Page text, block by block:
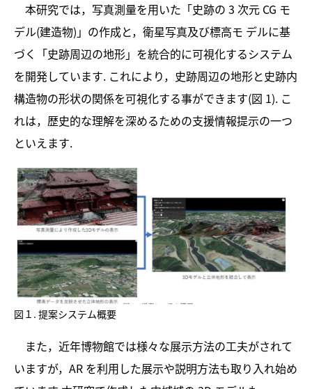
本研究では，写真測量を用いた「史跡の 3 次元 CG モ
デル(建造物)」の作成と，衛星写真及び標高モ デルに基
づく「史跡周辺の地形」を統合的に可視化するシステム
を開発しています. これにより，史跡周辺の地形と史跡内
構造物の形状の関係を可視化する事ができます(図 1). こ
れは，歴史的な理解を深めるための支援情報提示の一つ
といえます.
図１. 提案システム概要
また，近年博物館では様々な展示方法の工夫がされて
いますが，AR を利用した展示や説明方法も取り入れ始め